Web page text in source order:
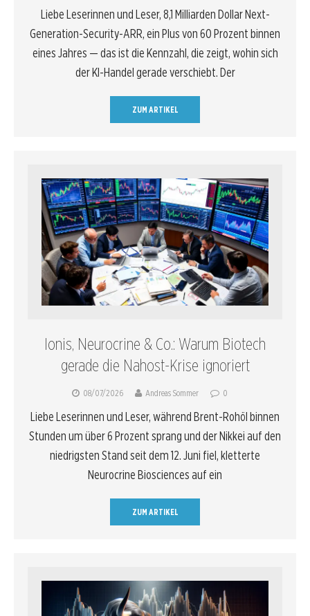
Liebe Leserinnen und Leser, 8,1 Milliarden Dollar Next-
Generation-Security-ARR, ein Plus von 60 Prozent binnen
eines Jahres — das ist die Kennzahl, die zeigt, wohin sich
der KI-Handel gerade verschiebt. Der
ZUM ARTIKEL
Ionis, Neurocrine & Co.: Warum Biotech
gerade die Nahost-Krise ignoriert
08/07/2026 Andreas Sommer 0
Liebe Leserinnen und Leser, während Brent-Rohöl binnen
Stunden um über 6 Prozent sprang und der Nikkei auf den
niedrigsten Stand seit dem 12. Juni fiel, kletterte
Neurocrine Biosciences auf ein
ZUM ARTIKEL